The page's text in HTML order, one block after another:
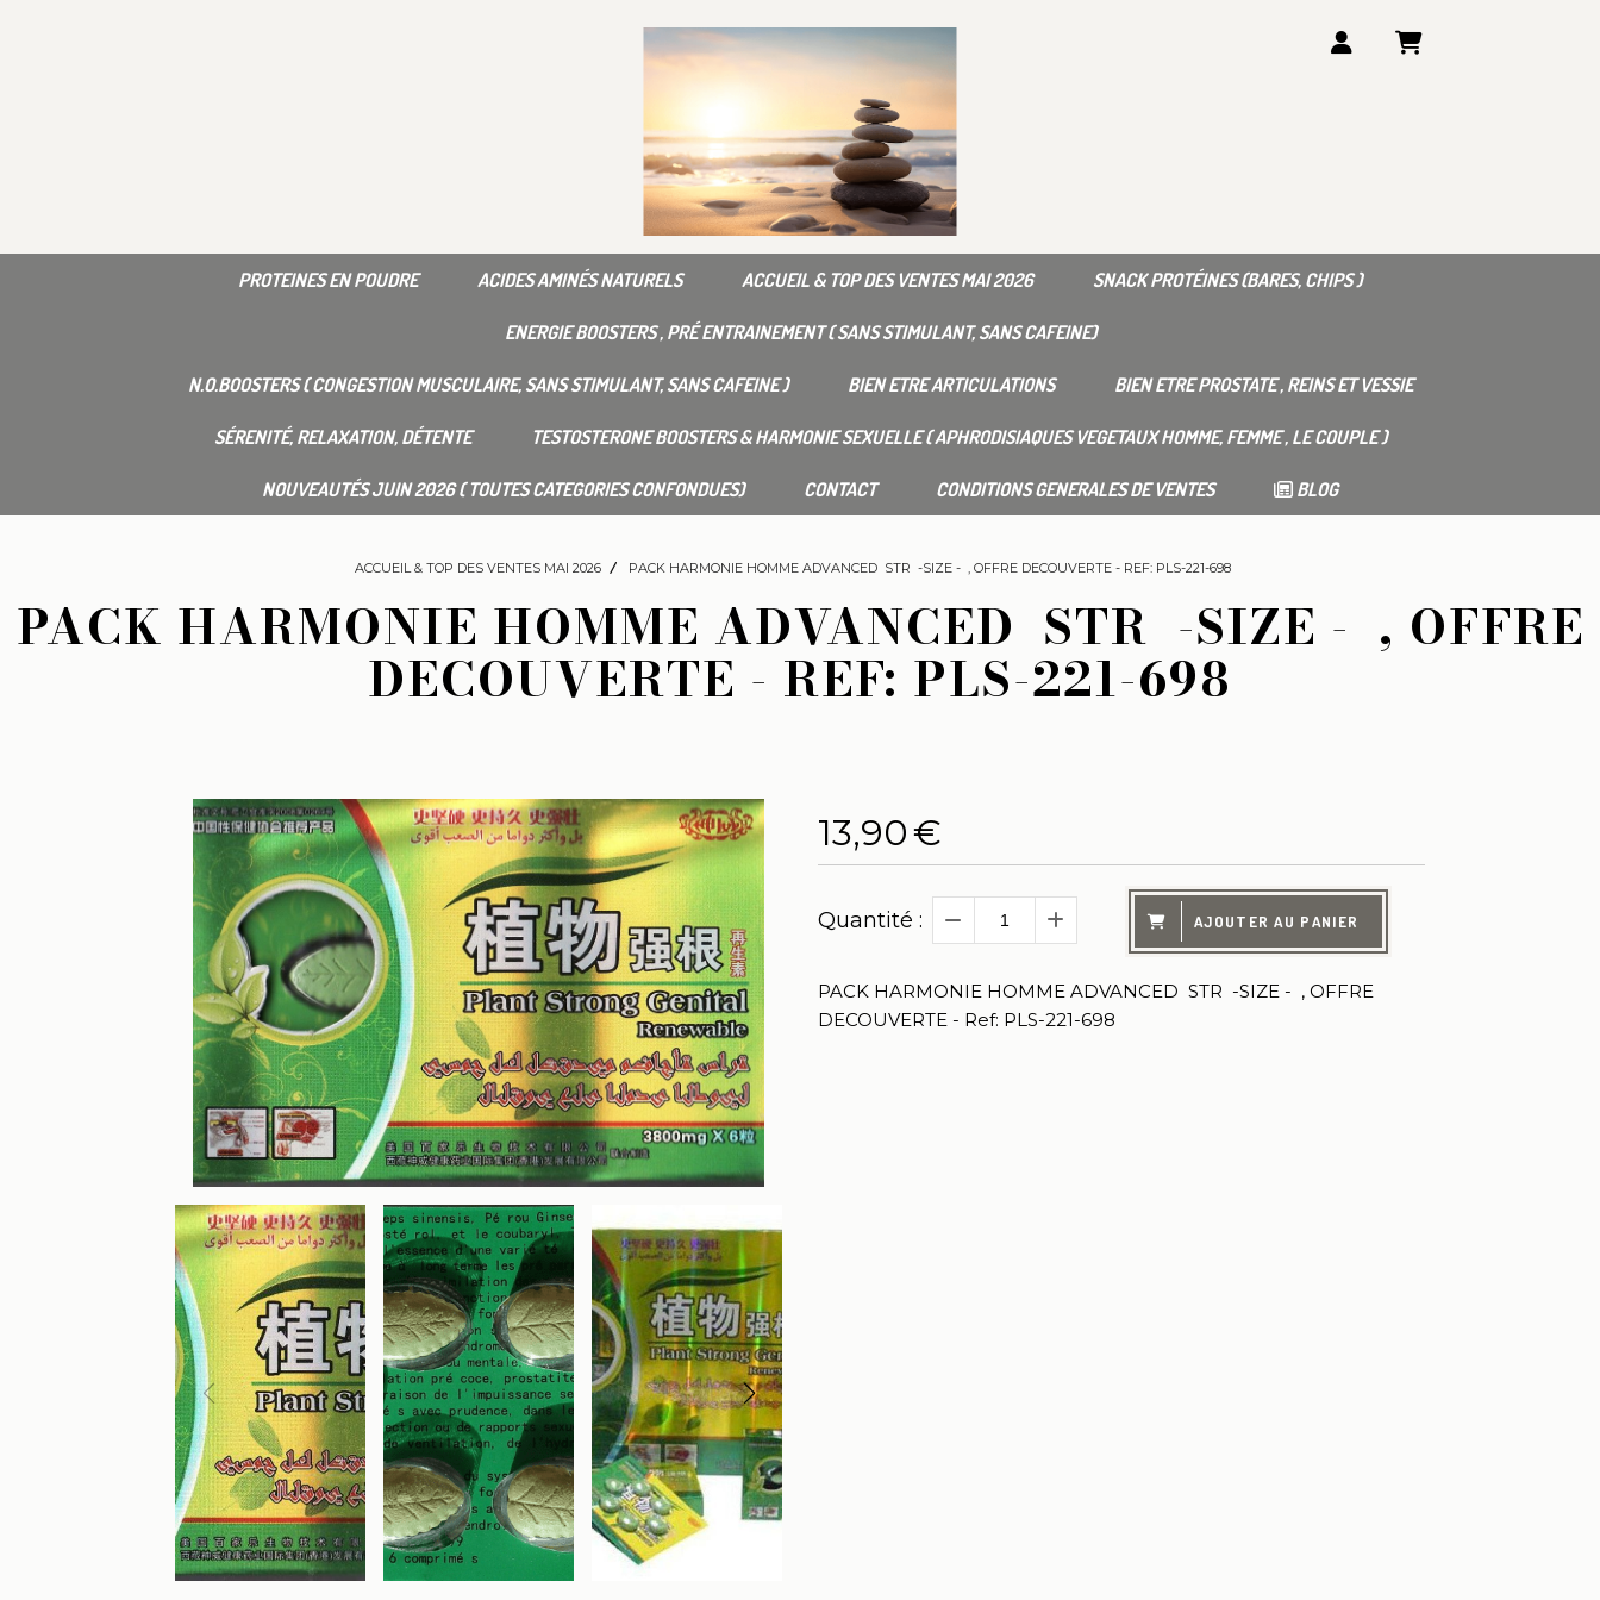
PROTEINES EN POUDRE ACIDES AMINÉS NATURELS ACCUEIL & TOP DES VENTES MAI 2026 SNACK PROTÉINES (BARES, CHIPS )
ENERGIE BOOSTERS , PRÉ ENTRAINEMENT ( SANS STIMULANT, SANS CAFEINE)
N.O.BOOSTERS ( CONGESTION MUSCULAIRE, SANS STIMULANT, SANS CAFEINE ) BIEN ETRE ARTICULATIONS BIEN ETRE PROSTATE , REINS ET VESSIE
SÉRENITÉ, RELAXATION, DÉTENTE TESTOSTERONE BOOSTERS & HARMONIE SEXUELLE ( APHRODISIAQUES VEGETAUX HOMME, FEMME , LE COUPLE )
NOUVEAUTÉS JUIN 2026 ( TOUTES CATEGORIES CONFONDUES) CONTACT CONDITIONS GENERALES DE VENTES BLOG
ACCUEIL & TOP DES VENTES MAI 2026 PACK HARMONIE HOMME ADVANCED STR -SIZE - , OFFRE DECOUVERTE - REF: PLS-221-698
PACK HARMONIE HOMME ADVANCED STR -SIZE - , OFFRE
DECOUVERTE - REF: PLS-221-698
13,90€
Quantité : AJOUTER AU PANIER
PACK HARMONIE HOMME ADVANCED STR -SIZE - , OFFRE
DECOUVERTE - Ref: PLS-221-698